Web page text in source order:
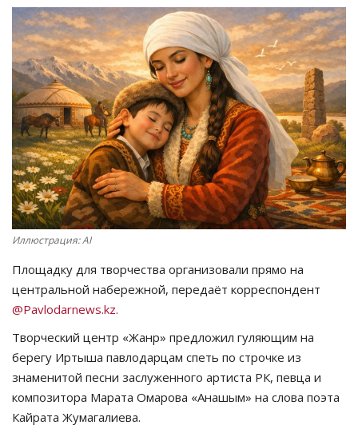
МИР
СПЕЦПРОЕКТЫ
СПОРТ
Чек-лист
РАЗВЛЕЧЕНИЯ
OFFICIAL
Курултай
Язык
Қазақша Русский
Иллюстрация: AI
Площадку для творчества организовали прямо на
центральной набережной, передаёт корреспондент
@Pavlodarnews.kz.
Творческий центр «Жанр» предложил гуляющим на
берегу Иртыша павлодарцам спеть по строчке из
знаменитой песни заслуженного артиста РК, певца и
композитора Марата Омарова «Анашым» на слова поэта
Кайрата Жумагалиева.